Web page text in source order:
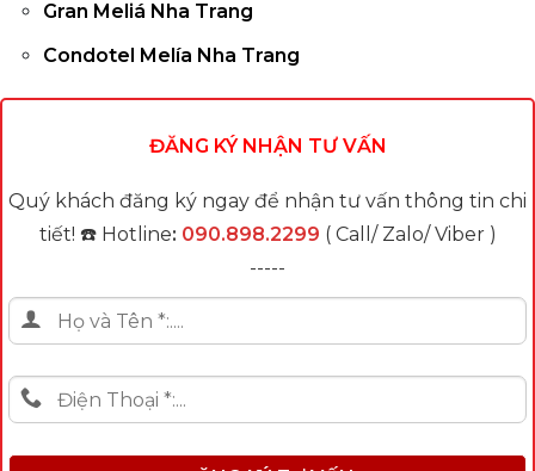
Gran Meliá Nha Trang
Condotel Melía Nha Trang
ĐĂNG KÝ NHẬN TƯ VẤN
Quý khách đăng ký ngay để nhận tư vấn thông tin chi
tiết! ☎️ Hotline: 090.898.2299 ( Call/ Zalo/ Viber )
-----